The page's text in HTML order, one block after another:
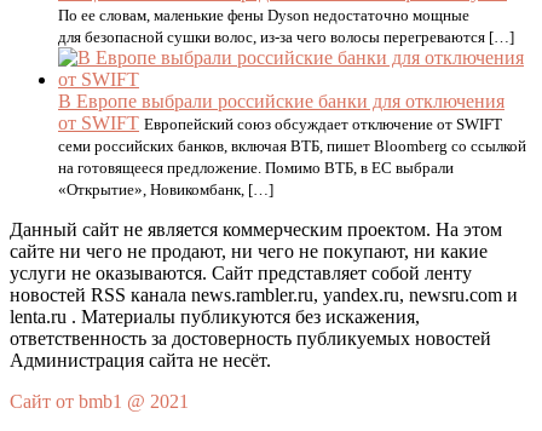
По ее словам, маленькие фены Dyson недостаточно мощные
для безопасной сушки волос, из-за чего волосы перегреваются […]
В Европе выбрали российские банки для отключения
от SWIFT Европейский союз обсуждает отключение от SWIFT
семи российских банков, включая ВТБ, пишет Bloomberg со ссылкой
на готовящееся предложение. Помимо ВТБ, в ЕС выбрали
«Открытие», Новикомбанк, […]
Данный сайт не является коммерческим проектом. На этом
сайте ни чего не продают, ни чего не покупают, ни какие
услуги не оказываются. Сайт представляет собой ленту
новостей RSS канала news.rambler.ru, yandex.ru, newsru.com и
lenta.ru . Материалы публикуются без искажения,
ответственность за достоверность публикуемых новостей
Администрация сайта не несёт.
Сайт от bmb1 @ 2021